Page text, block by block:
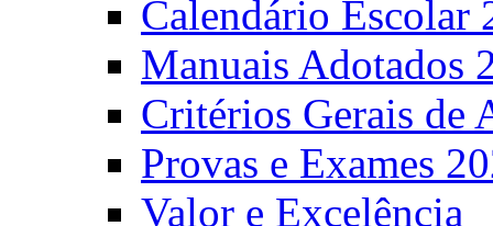
Calendário Escolar
Manuais Adotados
Critérios Gerais de
Provas e Exames
Valor e Excelência